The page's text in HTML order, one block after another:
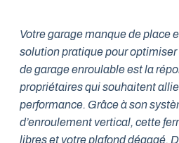
Votre garage manque de place
solution pratique pour
de garage enroulable est la
propriétaires qui souhaitent
performance. Grâce à son
d’enroulement vertical, cette
libres et votre plafond dégagé.